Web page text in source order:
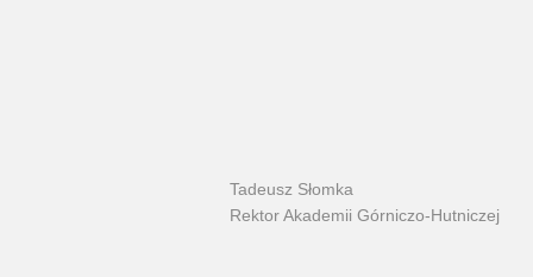
Tadeusz Słomka
Rektor Akademii Górniczo-Hutniczej